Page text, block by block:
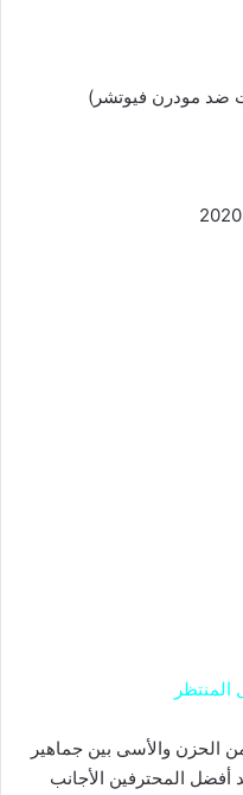
من الحزن والأسى بين جماهير
أفضل المحترفين الأجانب